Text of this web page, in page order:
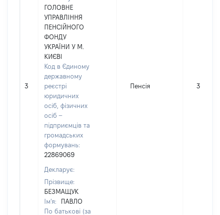
3
ГОЛОВНЕ
УПРАВЛІННЯ
ПЕНСІЙНОГО
ФОНДУ
УКРАЇНИ У М.
КИЄВІ
Код в Єдиному
державному
реєстрі
юридичних
осіб, фізичних
осіб –
підприємців та
громадських
формувань:
22869069
Декларує:
Прізвище:
БЕЗМАЩУК
Ім'я:
ПАВЛО
По батькові (за
Пенсія 38550